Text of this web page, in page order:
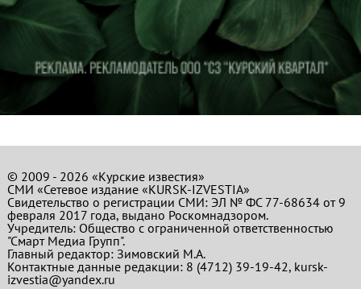
© 2009 - 2026 «Курские известия»
СМИ «Сетевое издание «KURSK-IZVESTIA»
Свидетельство о регистрации СМИ: ЭЛ № ФС 77-68634 от 9
февраля 2017 года, выдано Роскомнадзором.
Учредитель: Общество с ограниченной ответственностью
"Смарт Медиа Групп".
Главный редактор:Зимовский М.А.
Контактные данные редакции: 8 (4712) 39-19-42, kursk-
izvestia@yandex.ru